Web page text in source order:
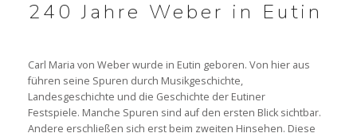
WEBER & TISCHBEIN HÖREN
WEBER & VOSS HÖREN
240 Jahre Weber in Eutin
Carl Maria von Weber wurde in Eutin geboren. Von hier aus
führen seine Spuren durch Musikgeschichte,
Landesgeschichte und die Geschichte der Eutiner
Festspiele. Manche Spuren sind auf den ersten Blick sichtbar.
Andere erschließen sich erst beim zweiten Hinsehen. Diese